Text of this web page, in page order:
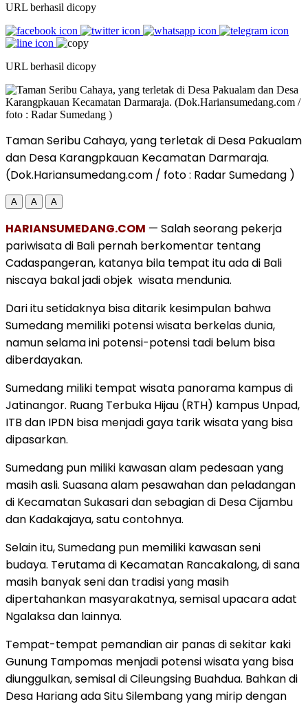
URL berhasil dicopy
URL berhasil dicopy
Taman Seribu Cahaya, yang terletak di Desa Pakualam
dan Desa Karangpkauan Kecamatan Darmaraja.
(Dok.Hariansumedang.com / foto : Radar Sumedang )
A A A
HARIANSUMEDANG.COM — Salah seorang pekerja
pariwisata di Bali pernah berkomentar tentang
Cadaspangeran, katanya bila tempat itu ada di Bali
niscaya bakal jadi objek wisata mendunia.
Dari itu setidaknya bisa ditarik kesimpulan bahwa
Sumedang memiliki potensi wisata berkelas dunia,
namun selama ini potensi-potensi tadi belum bisa
diberdayakan.
Sumedang miliki tempat wisata panorama kampus di
Jatinangor. Ruang Terbuka Hijau (RTH) kampus Unpad,
ITB dan IPDN bisa menjadi gaya tarik wisata yang bisa
dipasarkan.
Sumedang pun miliki kawasan alam pedesaan yang
masih asli. Suasana alam pesawahan dan peladangan
di Kecamatan Sukasari dan sebagian di Desa Cijambu
dan Kadakajaya, satu contohnya.
Selain itu, Sumedang pun memiliki kawasan seni
budaya. Terutama di Kecamatan Rancakalong, di sana
masih banyak seni dan tradisi yang masih
dipertahankan masyarakatnya, semisal upacara adat
Ngalaksa dan lainnya.
Tempat-tempat pemandian air panas di sekitar kaki
Gunung Tampomas menjadi potensi wisata yang bisa
diunggulkan, semisal di Cileungsing Buahdua. Bahkan di
Desa Hariang ada Situ Silembang yang mirip dengan